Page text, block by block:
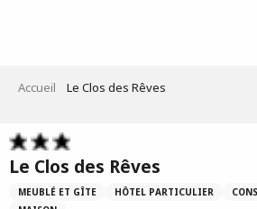
Accueil Le Clos des Rêves
Le Clos des Rêves
MEUBLÉ ET GÎTE HÔTEL PARTICULIER